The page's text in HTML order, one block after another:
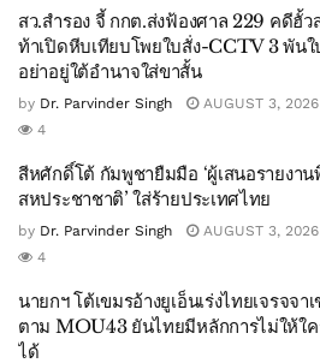
สว.สำรอง จี้ กกต.ส่งฟ้องศาล 229 คดีฮั้ว
ท้าเปิดหีบเทียบโพยใบสั่ง-CCTV 3 พันใ
อย่าอยู่ใต้อำนาจใส่ขาสั้น
by Dr. Parvinder Singh AUGUST 3, 2026
4
สีหศักดิ์โต้ กัมพูชายืมมือ ‘ผู้เสนอรายงาน
สหประชาชาติ’ ใส่ร้ายประเทศไทย
by Dr. Parvinder Singh AUGUST 3, 2026
4
นายกฯ โต้เขมรอ้างยูเอ็นเร่งไทยเจรจจา
ตาม MOU43 ยันไทยมีหลักการไม่ให้ใ
ได้